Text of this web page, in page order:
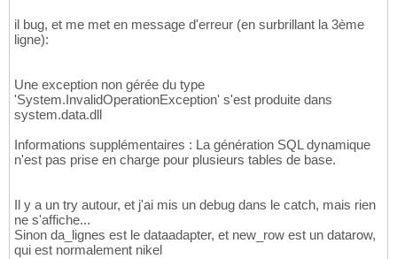
il bug, et me met en message d'erreur (en surbrillant la 3ème
ligne):
Une exception non gérée du type
'System.InvalidOperationException' s'est produite dans
system.data.dll
Informations supplémentaires : La génération SQL dynamique
n'est pas prise en charge pour plusieurs tables de base.
Il y a un try autour, et j'ai mis un debug dans le catch, mais rien
ne s'affiche...
Sinon da_lignes est le dataadapter, et new_row est un datarow,
qui est normalement nikel